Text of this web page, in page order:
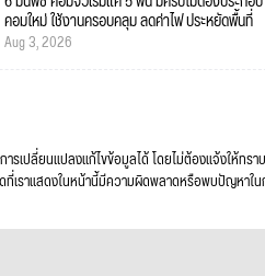
คอมใหม่ ใช้งานครอบคลุม ลดค่าไฟ ประหยัดพื้นที่
Aug 3, 2026
เปลี่ยนแปลงแก้ไขข้อมูลได้ โดยไม่ต้องแจ้งให้
แสดงในหน้านี้มีความผิดพลาดหรือพบปัญหาใน